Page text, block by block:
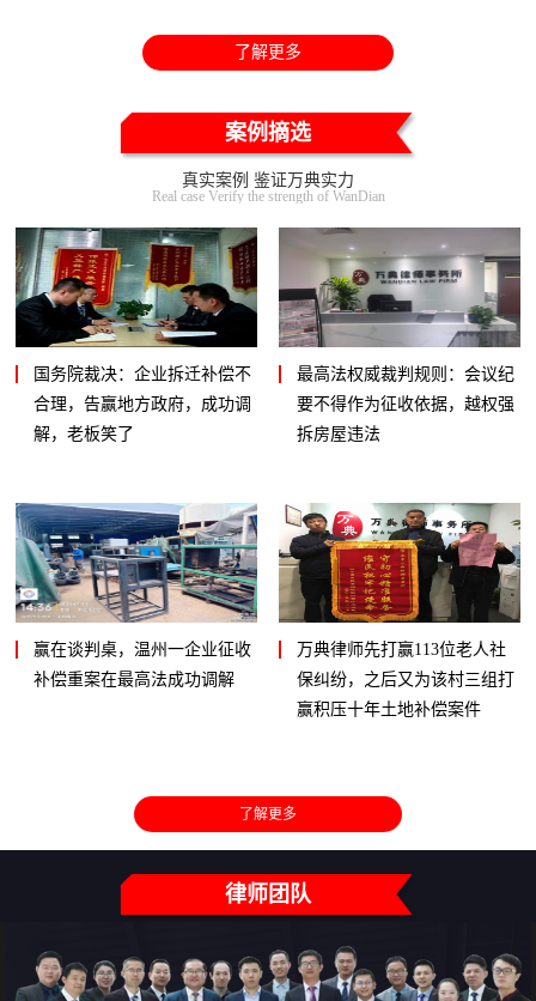
了解更多
案例摘选
真实案例 鉴证万典实力
Real case Verify the strength of WanDian
国务院裁决：企业拆迁补偿不
合理，告赢地方政府，成功调
解，老板笑了
最高法权威裁判规则：会议纪
要不得作为征收依据，越权强
拆房屋违法
赢在谈判桌，温州一企业征收
补偿重案在最高法成功调解
万典律师先打赢113位老人社
保纠纷，之后又为该村三组打
赢积压十年土地补偿案件
了解更多
律师团队